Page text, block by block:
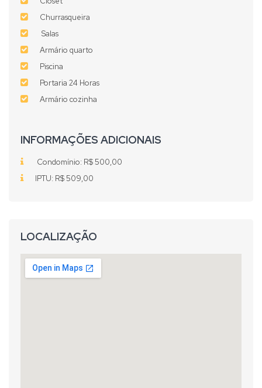
Churrasqueira
Salas
Armário quarto
Piscina
Portaria 24 Horas
Armário cozinha
INFORMAÇÕES ADICIONAIS
Condomínio: R$ 500,00
IPTU: R$ 509,00
LOCALIZAÇÃO